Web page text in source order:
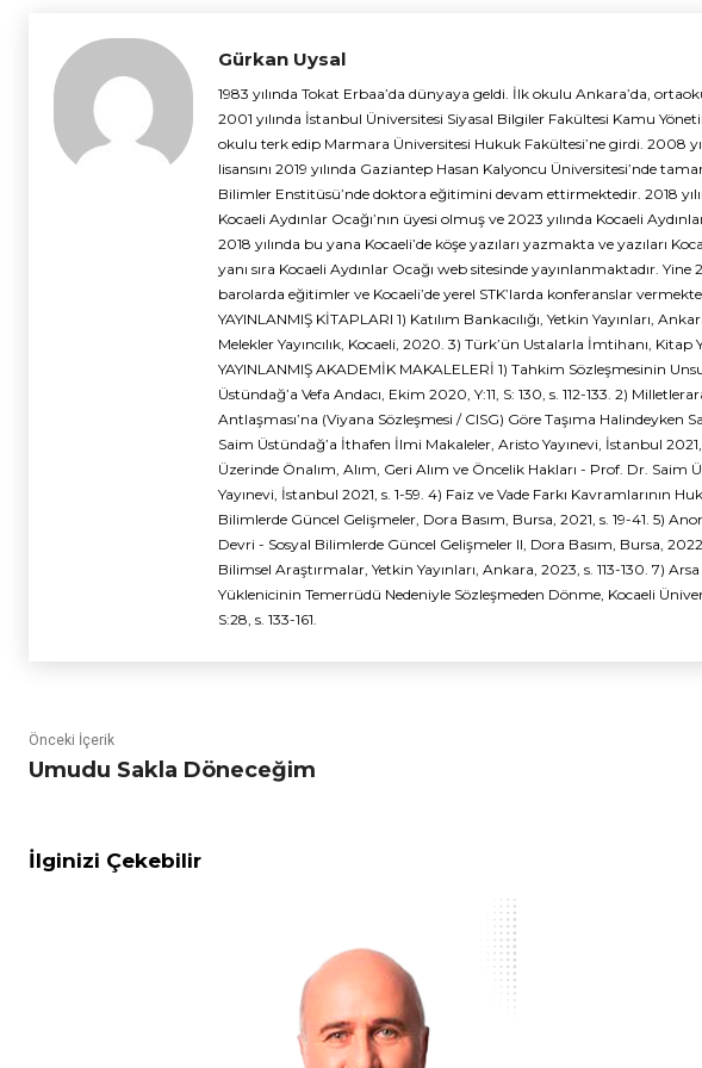
Gürkan Uysal
1983 yılında Tokat Erbaa’da dünyaya geldi. İlk okulu Ankara’da,
2001 yılında İstanbul Üniversitesi Siyasal Bilgiler Fakültesi Kamu
okulu terk edip Marmara Üniversitesi Hukuk Fakültesi’ne girdi. 2008
lisansını 2019 yılında Gaziantep Hasan Kalyoncu Üniversitesi’nde
Bilimler Enstitüsü’nde doktora eğitimini devam ettirmektedir. 2018
Kocaeli Aydınlar Ocağı’nın üyesi olmuş ve 2023 yılında Kocaeli
2018 yılında bu yana Kocaeli’de köşe yazıları yazmakta ve yazıları
yanı sıra Kocaeli Aydınlar Ocağı web sitesinde yayınlanmaktadır.
barolarda eğitimler ve Kocaeli’de yerel STK’larda konferanslar
YAYINLANMIŞ KİTAPLARI 1) Katılım Bankacılığı, Yetkin Yayınları,
Melekler Yayıncılık, Kocaeli, 2020. 3) Türk’ün Ustalarla İmtihanı, Kitap
YAYINLANMIŞ AKADEMİK MAKALELERİ 1) Tahkim Sözleşmesinin
Üstündağ’a Vefa Andacı, Ekim 2020, Y:11, S: 130, s. 112-133. 2)
Antlaşması’na (Viyana Sözleşmesi / CISG) Göre Taşıma Halindeyken
Saim Üstündağ’a İthafen İlmi Makaleler, Aristo Yayınevi, İstanbul
Üzerinde Önalım, Alım, Geri Alım ve Öncelik Hakları - Prof. Dr. Saim
Yayınevi, İstanbul 2021, s. 1-59. 4) Faiz ve Vade Farkı Kavramlarının
Bilimlerde Güncel Gelişmeler, Dora Basım, Bursa, 2021, s. 19-41. 5)
Devri - Sosyal Bilimlerde Güncel Gelişmeler II, Dora Basım, Bursa,
Bilimsel Araştırmalar, Yetkin Yayınları, Ankara, 2023, s. 113-130. 7)
Yüklenicinin Temerrüdü Nedeniyle Sözleşmeden Dönme, Kocaeli
S:28, s. 133-161.
Önceki İçerik
Umudu Sakla Döneceğim
İlginizi Çekebilir